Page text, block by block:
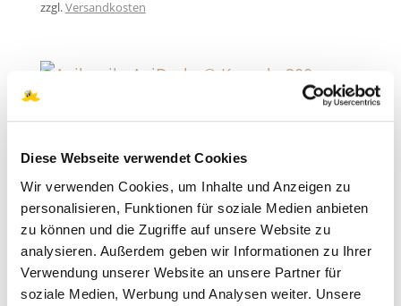
Diese Webseite verwendet Cookies
Wir verwenden Cookies, um Inhalte und Anzeigen zu
personalisieren, Funktionen für soziale Medien anbieten
zu können und die Zugriffe auf unsere Website zu
analysieren. Außerdem geben wir Informationen zu Ihrer
Verwendung unserer Website an unsere Partner für
soziale Medien, Werbung und Analysen weiter. Unsere
zzgl.Versandkosten
2.120,00€/kg
inkl. 19 % MwSt.
Versandkosten